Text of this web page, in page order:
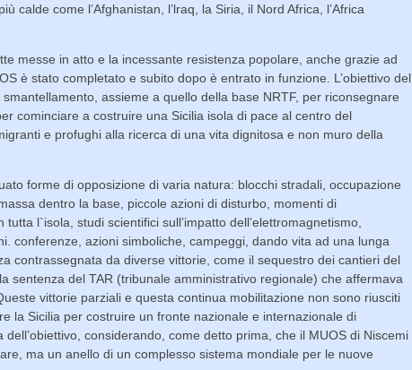
calde come l’Afghanistan, l’lraq, la Siria, il Nord Africa, l’Africa
messe in atto e la incessante resistenza popolare, anche grazie ad
è stato completato e subito dopo è entrato in funzione. L’obiettivo del
assieme a quello della base NRTF, per riconsegnare
cominciare a costruire una Sicilia isola di pace al centro del
e profughi alla ricerca di una vita dignitosa e non muro della
forme di opposizione di varia natura: blocchi stradali, occupazione
dentro la base, piccole azioni di disturbo, momenti di
l`isola, studi scientifici sull’impatto dell’elettromagnetismo,
conferenze, azioni simboliche, campeggi, dando vita ad una lunga
contrassegnata da diverse vittorie, come il sequestro dei cantieri del
sentenza del TAR (tribunale amministrativo regionale) che affermava
vittorie parziali e questa continua mobilitazione non sono riusciti
la Sicilia per costruire un fronte nazionale e internazionale di
dell’obiettivo, considerando, come detto prima, che il MUOS di Niscemi
ma un anello di un complesso sistema mondiale per le nuove